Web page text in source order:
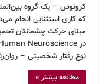
کرونوس – یک گروه
که کاری استثنایی انجام
مبنای حرکت چشمانتان
نوع رفتار شخصیتی –
مطالعه بیشتر »